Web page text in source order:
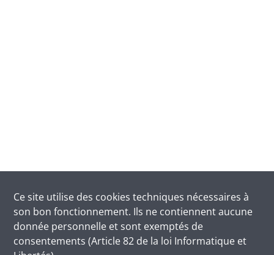
Ce site utilise des cookies techniques nécessaires à
son bon fonctionnement. Ils ne contiennent aucune
donnée personnelle et sont exemptés de
consentements (Article 82 de la loi Informatique et